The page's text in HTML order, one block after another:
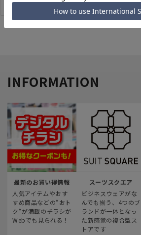
INFORMATION
最新のお買い得情報
人気アイテムやおす
すめ商品などの“おト
ク“が満載のチラシが
Webでも見られる！
スーツスクエア
ビジネスウェアがな
んでも揃う、4つのブ
ランドが一体となっ
た新感覚の複合型ス
トアです